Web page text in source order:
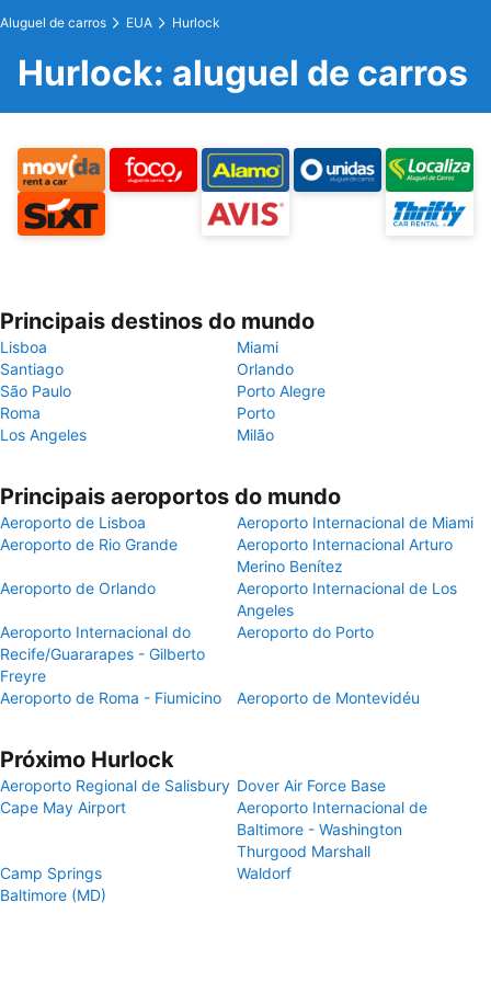
Aluguel de carros EUA Hurlock
Hurlock: aluguel de carros
Principais destinos do mundo
Lisboa
Miami
Santiago
Orlando
São Paulo
Porto Alegre
Roma
Porto
Los Angeles
Milão
Principais aeroportos do mundo
Aeroporto de Lisboa
Aeroporto Internacional de Miami
Aeroporto de Rio Grande
Aeroporto Internacional Arturo
Merino Benítez
Aeroporto de Orlando
Aeroporto Internacional de Los
Angeles
Aeroporto Internacional do
Recife/Guararapes - Gilberto
Freyre
Aeroporto do Porto
Aeroporto de Roma - Fiumicino Aeroporto de Montevidéu
Próximo Hurlock
Aeroporto Regional de Salisbury Dover Air Force Base
Cape May Airport
Aeroporto Internacional de
Baltimore - Washington
Thurgood Marshall
Camp Springs
Waldorf
Baltimore (MD)